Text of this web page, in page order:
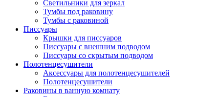
Светильники для зеркал
Тумбы под раковину
Тумбы с раковиной
Писсуары
Крышки для писсуаров
Писсуары с внешним подводом
Писсуары со скрытым подводом
Полотенцесушители
Аксессуары для полотенцесушителей
Полотенцесушители
Раковины в ванную комнату